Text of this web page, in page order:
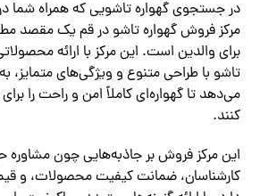
در جستجوی گهواره تاشویی که همراه شما
مرکز فروش گهواره تاشو در قم یک مقصد
برای والدین است. این مرکز با ارائه
تاشو با طراحی متنوع و ویژگی‌های متمایز،
می‌دهد تا گهواره‌ای کاملاً امن و راحت را
کنند.
این مرکز فروش بر جاذبه‌هایی چون مشاوره
کارشناسان، ضمانت کیفیت محصولات، و